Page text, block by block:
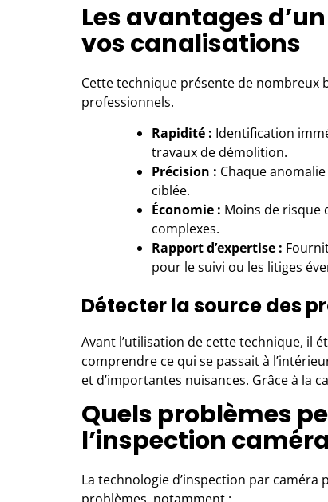
Les avantages
vos canalisations
Cette technique présente de nombreux
professionnels.
Rapidité : Identification
travaux de démolition.
Précision : Chaque
ciblée.
Économie : Moins de risque
complexes.
Rapport d’expertise :
pour le suivi ou les litiges
Détecter la source des
Avant l’utilisation de cette technique, il
comprendre ce qui se passait à
et d’importantes nuisances. Grâce à la
Quels problèmes
l’inspection
La technologie d’inspection par